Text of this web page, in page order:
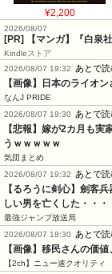
¥2,200
2026/08/07
[PR] 【マンガ】『白泉
Kindleストア
2026/08/07 19:32
あとで読
【画像】日本のライオ
なんJ PRIDE
2026/08/07 19:30
あとで読
【悲報】嫁が2カ月も
うｗｗｗｗｗ
気団まとめ
2026/08/07 19:32
あとで読
【るろうに剣心】劍客
しい男を亡くした・・・
最強ジャンプ放送局
2026/08/07 18:30
あとで読
【画像】移民さんの価
【2ch】ニュー速クオリティ